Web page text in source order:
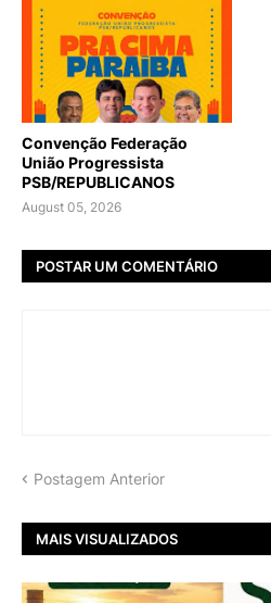
Convenção Federação
União Progressista
PSB/REPUBLICANOS
August 05, 2026
POSTAR UM COMENTÁRIO
Postagem Anterior
MAIS VISUALIZADOS